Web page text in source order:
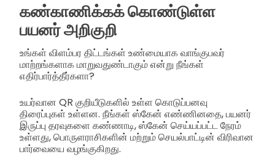
கண்காணிக்கக் கொண்டுள்ள
பயனர் அறிகுறி
உங்கள் விளம்பர திட்டங்கள் உண்மையாக வாங்குபவர்
மாற்றங்களாக மாறுவதுண்டாகும் என்று நீங்கள்
எதிர்பார்த்தீர்களா?
உயர்வான QR குறியீடுகளில் உள்ள கொடுப்பனவு
திரைப்புகள் உள்ளன. நீங்கள் ஸ்கேன் எண்ணினதை, பயனர்
இருப்பு தரவுகளை கண்ணாடி, ஸ்கேன் செய்யப்பட்ட நேரம்
உள்ளது, பொருளராசிகளின் மற்றும் செயல்பாட்டின் விரிவான
பார்வையை வழங்குகிறது.